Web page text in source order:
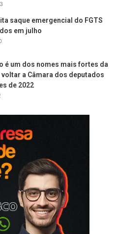
saque emergencial do FGTS
em julho
é um dos nomes mais fortes da
voltar a Câmara dos deputados
de 2022